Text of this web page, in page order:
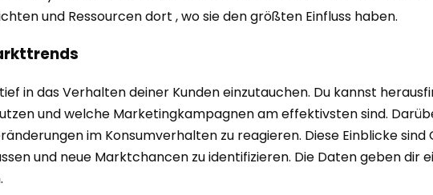
und Ressourcen dort , wo sie den größten Einfluss haben.
in das Verhalten deiner Kunden einzutauchen. Du kannst
und welche Marketingkampagnen am effektivsten sind.
im Konsumverhalten zu reagieren. Diese Einblicke
und neue Marktchancen zu identifizieren. Die Daten geben dir